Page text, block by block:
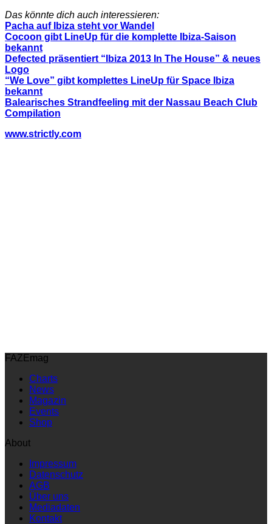
Das könnte dich auch interessieren:
Pacha auf Ibiza steht vor Wandel
Cocoon gibt LineUp für die komplette Ibiza-Saison
bekannt
Defected präsentiert “Ibiza 2013 In The House” & neues
Logo
“We Love” gibt komplettes LineUp für Space Ibiza
bekannt
Balearisches Strandfeeling mit der Nassau Beach Club
Compilation
www.strictly.com
FAZEmag
Charts
News
Magazin
Events
Shop
About
Impressum
Datenschutz
AGB
Über uns
Mediadaten
Kontakt